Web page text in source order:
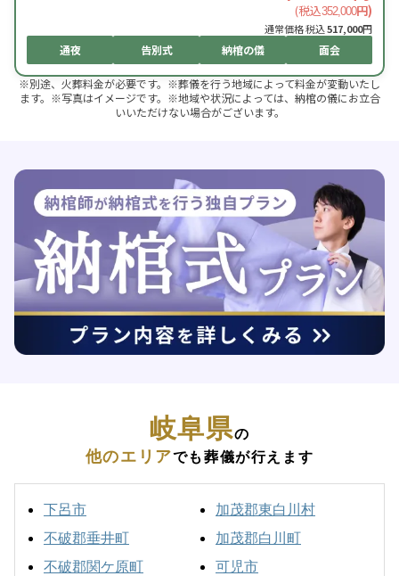
(税込352,000円)
通常価格 税込517,000円
通夜 告別式 納棺の儀 面会
※別途、火葬料金が必要です。※葬儀を行う地域によって料金が変動いたし
ます。※写真はイメージです。※地域や状況によっては、納棺の儀にお立合
いいただけない場合がございます。
岐阜県の
他のエリアでも葬儀が行えます
下呂市
不破郡垂井町
不破郡関ケ原町
加茂郡東白川村
加茂郡白川町
可児市